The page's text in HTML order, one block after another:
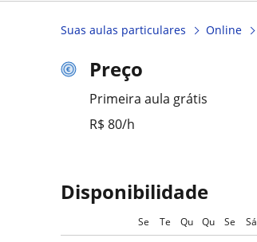
Suas aulas particulares Online
Preço
Primeira aula grátis
R$ 80/h
Disponibilidade
Se Te Qu Qu Se Sá